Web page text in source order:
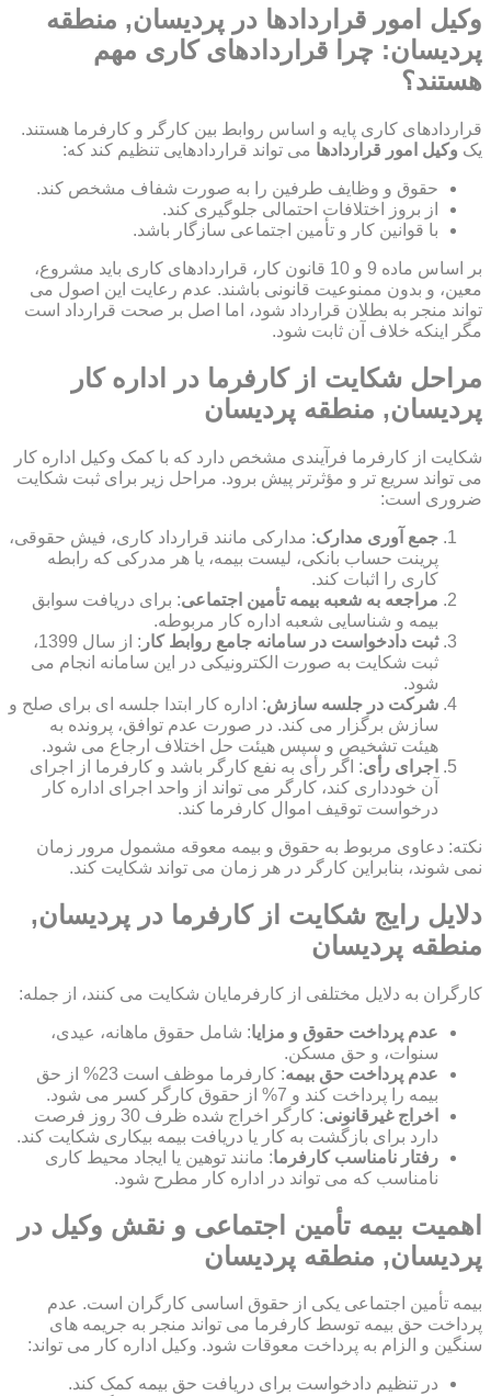
وکیل امور قراردادها در پردیسان, منطقه
پردیسان: چرا قراردادهای کاری مهم
هستند؟
قراردادهای کاری پایه و اساس روابط بین کارگر و کارفرما هستند.
یک وکیل امور قراردادها می تواند قراردادهایی تنظیم کند که:
حقوق و وظایف طرفین را به صورت شفاف مشخص کند.
از بروز اختلافات احتمالی جلوگیری کند.
با قوانین کار و تأمین اجتماعی سازگار باشد.
بر اساس ماده 9 و 10 قانون کار، قراردادهای کاری باید مشروع،
معین، و بدون ممنوعیت قانونی باشند. عدم رعایت این اصول می
تواند منجر به بطلان قرارداد شود، اما اصل بر صحت قرارداد است
مگر اینکه خلاف آن ثابت شود.
مراحل شکایت از کارفرما در اداره کار
پردیسان, منطقه پردیسان
شکایت از کارفرما فرآیندی مشخص دارد که با کمک وکیل اداره کار
می تواند سریع تر و مؤثرتر پیش برود. مراحل زیر برای ثبت شکایت
ضروری است:
جمع آوری مدارک: مدارکی مانند قرارداد کاری، فیش حقوقی،
پرینت حساب بانکی، لیست بیمه، یا هر مدرکی که رابطه
کاری را اثبات کند.
مراجعه به شعبه بیمه تأمین اجتماعی: برای دریافت سوابق
بیمه و شناسایی شعبه اداره کار مربوطه.
ثبت دادخواست در سامانه جامع روابط کار
: از سال 1399،
ثبت شکایت به صورت الکترونیکی در این سامانه انجام می
شود.
شرکت در جلسه سازش: اداره کار ابتدا جلسه ای برای صلح و
سازش برگزار می کند. در صورت عدم توافق، پرونده به
هیئت تشخیص و سپس هیئت حل اختلاف ارجاع می شود.
اجرای رأی: اگر رأی به نفع کارگر باشد و کارفرما از اجرای
آن خودداری کند، کارگر می تواند از واحد اجرای اداره کار
درخواست توقیف اموال کارفرما کند.
نکته: دعاوی مربوط به حقوق و بیمه معوقه مشمول مرور زمان
نمی شوند، بنابراین کارگر در هر زمان می تواند شکایت کند.
دلایل رایج شکایت از کارفرما در پردیسان,
منطقه پردیسان
کارگران به دلایل مختلفی از کارفرمایان شکایت می کنند، از جمله:
عدم پرداخت حقوق و مزایا: شامل حقوق ماهانه، عیدی،
سنوات، و حق مسکن.
عدم پرداخت حق بیمه
: کارفرما موظف است 23% از حق
بیمه را پرداخت کند و 7% از حقوق کارگر کسر می شود.
اخراج غیرقانونی
: کارگر اخراج شده ظرف 30 روز فرصت
دارد برای بازگشت به کار یا دریافت بیمه بیکاری شکایت کند.
رفتار نامناسب کارفرما: مانند توهین یا ایجاد محیط کاری
نامناسب که می تواند در اداره کار مطرح شود.
اهمیت بیمه تأمین اجتماعی و نقش وکیل در
پردیسان, منطقه پردیسان
بیمه تأمین اجتماعی یکی از حقوق اساسی کارگران است. عدم
پرداخت حق بیمه توسط کارفرما می تواند منجر به جریمه های
سنگین و الزام به پرداخت معوقات شود. وکیل اداره کار می تواند:
در تنظیم دادخواست برای دریافت حق بیمه کمک کند.